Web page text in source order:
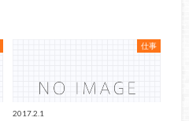
仕事
2017.2.1